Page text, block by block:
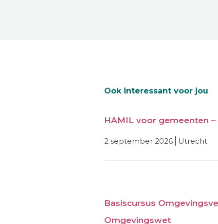
Ook interessant voor jou
HAMIL voor gemeenten
2 september 2026 utrecht
Basiscursus
Omgevingswet